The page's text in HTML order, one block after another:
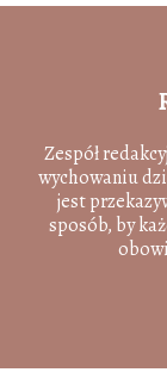
Zespół
wychowaniu
jest
sposób, by